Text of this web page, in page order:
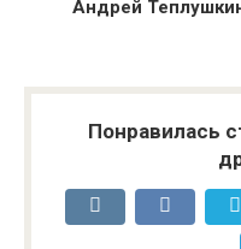
Андрей
Понравилась